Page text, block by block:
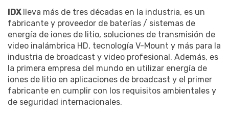
IDX lleva más de tres décadas en la industria, es un
fabricante y proveedor de baterías / sistemas de
energía de iones de litio, soluciones de transmisión de
video inalámbrica HD, tecnología V-Mount y más para la
industria de broadcast y video profesional. Además, es
la primera empresa del mundo en utilizar energía de
iones de litio en aplicaciones de broadcast y el primer
fabricante en cumplir con los requisitos ambientales y
de seguridad internacionales.